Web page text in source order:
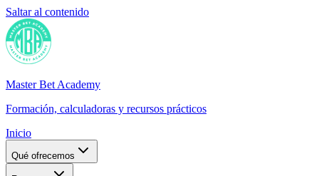
Saltar al contenido
Master Bet Academy
Formación, calculadoras y recursos prácticos
Inicio
Qué ofrecemos